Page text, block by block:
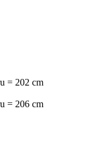
= 202 cm
= 206 cm